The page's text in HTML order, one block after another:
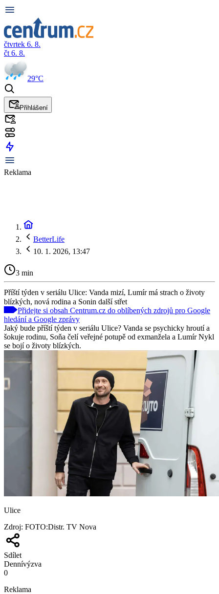
čtvrtek 6. 8.
čt 6. 8.
29°C
Přihlášení
Reklama
BetterLife
10. 1. 2026, 13:47
3 min
Příští týden v seriálu Ulice: Vanda mizí, Lumír má strach o životy
blízkých, nová rodina a Sonin další střet
Přidejte si obsah Centrum.cz do oblíbených zdrojů pro Google
hledání a Google zprávy
Jaký bude příští týden v seriálu Ulice? Vanda se psychicky hroutí a
šokuje rodinu, Soňa čelí veřejné potupě od exmanžela a Lumír Nykl
se bojí o životy blízkých.
Ulice
Zdroj: FOTO:Distr. TV Nova
Sdílet
Dennívýzva
0
Reklama